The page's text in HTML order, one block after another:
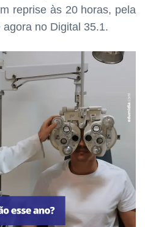
reprise às 20 horas, pela
no Digital 35.1.